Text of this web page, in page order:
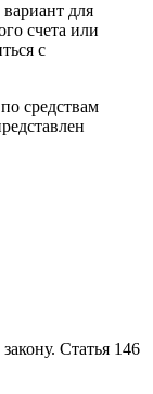
для
счета или
с
средствам
Статья 146